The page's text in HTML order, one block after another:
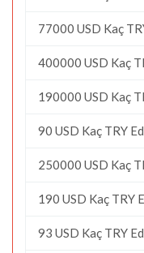
77000 USD Kaç
400000 USD Kaç
190000 USD Kaç
90 USD Kaç TRY
250000 USD Kaç
190 USD Kaç TRY
93 USD Kaç TRY